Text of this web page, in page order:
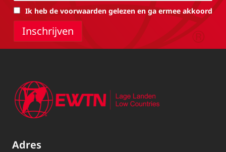
Ik heb de voorwaarden gelezen en ga ermee akkoord
Adres